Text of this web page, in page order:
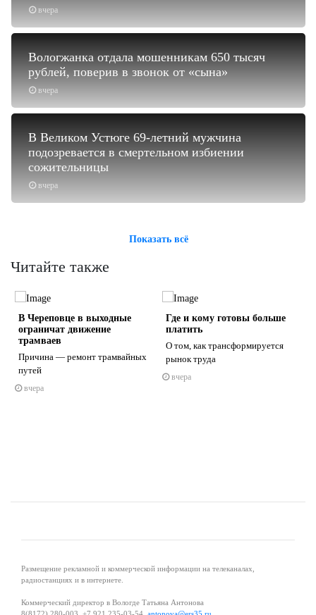
вчера
вчера
Вологжанка отдала мошенникам 650 тысяч
рублей, поверив в звонок от «сына»
вчера
В Великом Устюге 69-летний мужчина
подозревается в смертельном избиении
сожительницы
Показать всё
Читайте также
В Череповце в выходные
ограничат движение
трамваев
Причина — ремонт трамвайных
путей
вчера
Где и кому готовы больше
платить
О том, как трансформируется
рынок труда
вчера
Размещение рекламной и коммерческой информации на телеканалах,
радиостанциях и в интернете.
Коммерческий директор в Вологде Татьяна Антонова